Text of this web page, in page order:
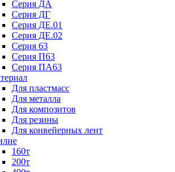
Серия ДА
Серия ДГ
Серия ДЕ.01
Серия ДЕ.02
Серия 63
Серия П63
Серия ПА63
Для пластмасс
Для металла
Для композитов
Для резины
Для конвейерных лент
160т
200т